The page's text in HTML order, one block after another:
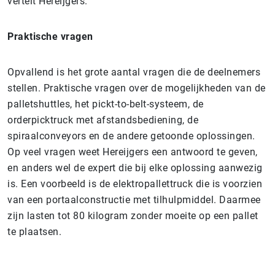
Praktische vragen
Opvallend is het grote aantal vragen die de deelnemers
stellen. Praktische vragen over de mogelijkheden van de
palletshuttles, het pickt-to-belt-systeem, de
orderpicktruck met afstandsbediening, de
spiraalconveyors en de andere getoonde oplossingen.
Op veel vragen weet Hereijgers een antwoord te geven,
en anders wel de expert die bij elke oplossing aanwezig
is. Een voorbeeld is de elektropallettruck die is voorzien
van een portaalconstructie met tilhulpmiddel. Daarmee
zijn lasten tot 80 kilogram zonder moeite op een pallet
te plaatsen.